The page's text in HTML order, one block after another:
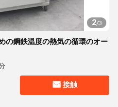
2/3
の鋼鉄温度の熱気の循環のオー
接触